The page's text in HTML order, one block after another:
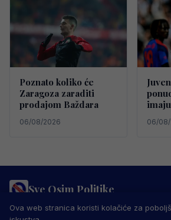
Poznato koliko će
Zaragoza zaraditi
prodajom Baždara
06/08/2026 06/
Sve Osim Politike
PRAVILA PRIVATNOSTI MARKETING
IMPRESSUM
Ova web stranica koristi kolačiće za